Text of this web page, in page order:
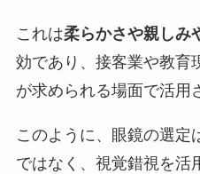
これは柔らかさや親しみ
効であり、接客業や教育
が求められる場面で活用
このように、眼鏡の選定
ではなく、視覚錯視を活